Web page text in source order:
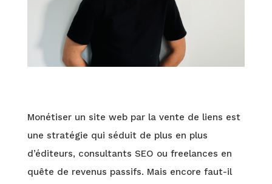
Monétiser un site web par la vente de liens est
une stratégie qui séduit de plus en plus
d’éditeurs, consultants SEO ou freelances en
quête de revenus passifs. Mais encore faut-il